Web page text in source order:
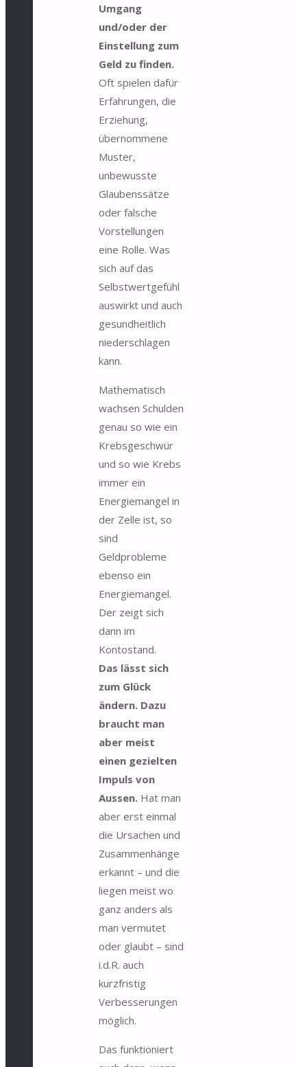
Umgang
und/oder der
Einstellung zum
Geld zu finden.
Oft spielen dafür
Erfahrungen, die
Erziehung,
übernommene
Muster,
unbewusste
Glaubenssätze
oder falsche
Vorstellungen
eine Rolle. Was
sich auf das
Selbstwertgefühl
auswirkt und auch
gesundheitlich
niederschlagen
kann.
Mathematisch
wachsen Schulden
genau so wie ein
Krebsgeschwür
und so wie Krebs
immer ein
Energiemangel in
der Zelle ist, so
sind
Geldprobleme
ebenso ein
Energiemangel.
Der zeigt sich
dann im
Kontostand.
Das lässt sich
zum Glück
ändern. Dazu
braucht man
aber meist
einen gezielten
Impuls von
Aussen. Hat man
aber erst einmal
die Ursachen und
Zusammenhänge
erkannt – und die
liegen meist wo
ganz anders als
man vermutet
oder glaubt – sind
i.d.R. auch
kurzfristig
Verbesserungen
möglich.
Das funktioniert